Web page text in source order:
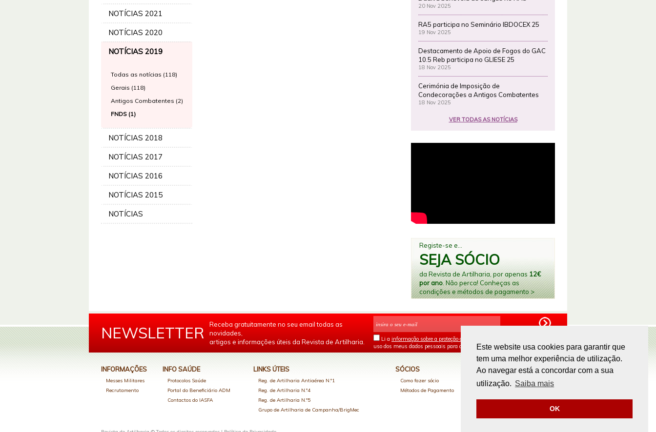
Este website usa cookies para garantir que
tem uma melhor experiência de utilização.
Ao navegar está a concordar com a sua
utilização. Saiba mais
OK
NOTÍCIAS 2021
NOTÍCIAS 2020
NOTÍCIAS 2019
Todas as notícias (118)
Gerais (118)
Antigos Combatentes (2)
FNDS (1)
NOTÍCIAS 2018
NOTÍCIAS 2017
NOTÍCIAS 2016
NOTÍCIAS 2015
NOTÍCIAS
20 Nov 2025
RA5 participa no Seminário IBDOCEX 25
19 Nov 2025
Destacamento de Apoio de Fogos do GAC
10.5 Reb participa no GLIESE 25
18 Nov 2025
Cerimónia de Imposição de
Condecorações a Antigos Combatentes
18 Nov 2025
VER TODAS AS NOTÍCIAS
Registe-se e...
SEJA SÓCIO
da Revista de Artilharia, por apenas 12€
por ano. Não perca! Conheças as
condições e métodos de pagamento >
NEWSLETTER
Receba gratuitamente no seu email todas as
novidades,
artigos e informações úteis da Revista de Artilharia.
Li a informação sobre a proteção de dados
uso dos meus dados pessoais para os fins mencionados.
INFORMAÇÕES
Messes Militares
Recrutamento
INFO SAÚDE
Protocolos Saúde
Portal do Beneficiário ADM
Contactos do IASFA
LINKS ÚTEIS
Reg. de Artilharia Antiaérea N.º1
Reg. de Artilharia N.º4
Reg. de Artilharia N.º5
Grupo de Artilharia de Campanha/BrigMec
SÓCIOS
Como fazer sócio
Métodos de Pagamento
PAGAMENTOS ONLINE